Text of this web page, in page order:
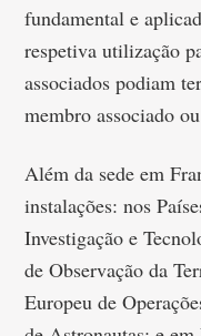
fundamental e
respetiva utilização
associados podiam
membro associado
Além da sede em
instalações: nos
Investigação e
de Observação da
Europeu de